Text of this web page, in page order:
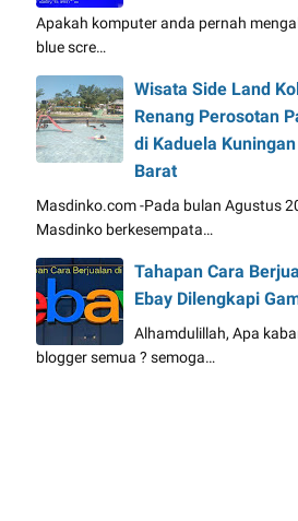
Apakah komputer anda pernah
blue scre…
Wisata Side Land
Renang Perosotan
di Kaduela
Barat
Masdinko.com -Pada bulan Agustus
Masdinko berkesempata…
Tahapan Cara
Ebay Dilengkapi
Alhamdulillah, Apa
blogger semua ? semoga…